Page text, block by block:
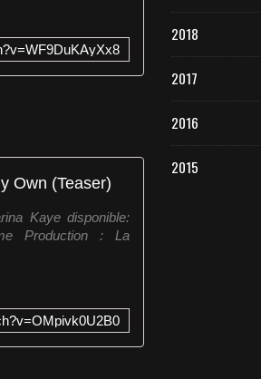
Own (Teaser)
Kaye disponible:
Production : La
2018
2017
2016
2015